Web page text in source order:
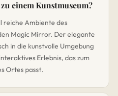
einem Kunstmuseum?
reiche Ambiente des
Magic Mirror. Der elegante
in die kunstvolle Umgebung
Erlebnis, das zum
Ortes passt.